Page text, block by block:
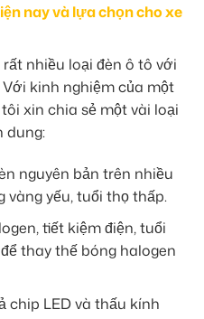
nay và lựa chọn cho xe
nhiều loại đèn ô tô với
kinh nghiệm của một
xin chia sẻ một vài loại
dung:
nguyên bản trên nhiều
vàng yếu, tuổi thọ thấp.
tiết kiệm điện, tuổi
thay thế bóng halogen
chip LED và thấu kính